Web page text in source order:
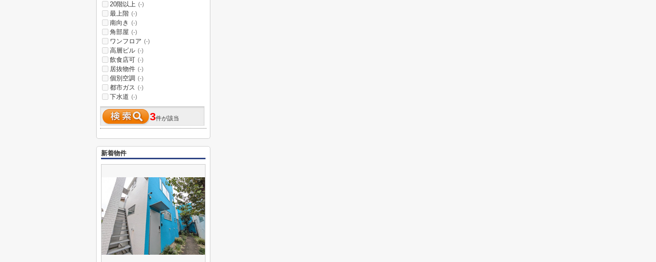
20階以上 (-)
最上階 (-)
南向き (-)
角部屋 (-)
ワンフロア (-)
高層ビル (-)
飲食店可 (-)
居抜物件 (-)
個別空調 (-)
都市ガス (-)
下水道 (-)
3件が該当
新着物件